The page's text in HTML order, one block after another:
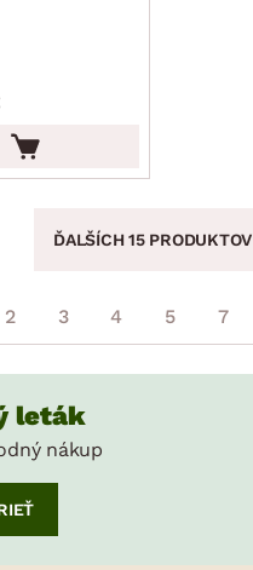
ĎALŠÍCH 15 PRODUKTOV
2 3 4 5 7
leták
nákup